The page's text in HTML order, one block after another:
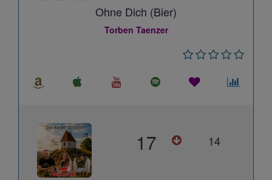
Ohne Dich (Bier)
Torben Taenzer
17 14